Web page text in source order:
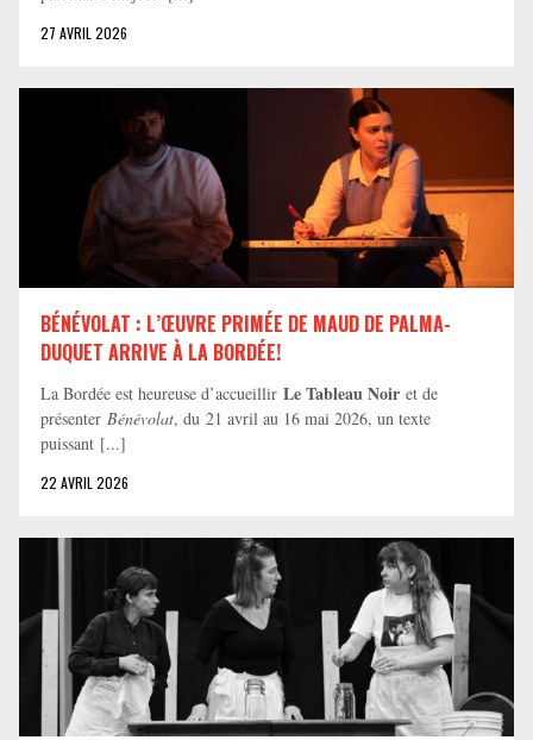
27 AVRIL 2026
BÉNÉVOLAT : L’ŒUVRE PRIMÉE DE MAUD DE PALMA-
DUQUET ARRIVE À LA BORDÉE!
La Bordée est heureuse d’accueillir Le Tableau Noir et de
présenter Bénévolat, du 21 avril au 16 mai 2026, un texte
puissant [...]
22 AVRIL 2026